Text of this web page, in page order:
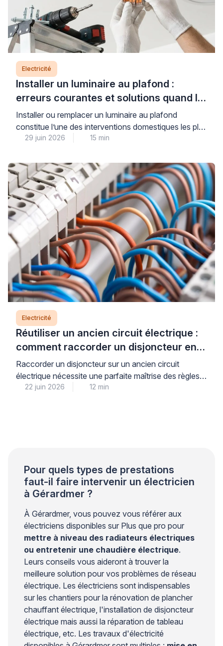
Electricité
Installer un luminaire au plafond :
erreurs courantes et solutions quand le
support bloque
Installer ou remplacer un luminaire au plafond
constitue l’une des interventions domestiques les plus
courantes, mais elle soulève des questions légitimes
Lorsque le support résiste au perçage, que le
système de raccordement semble incompréhensible
ou que le poids du luminaire vous inquiète, il est
parfaitement légitime d’hésiter […]
29 juin 2026 15 min
Electricité
Réutiliser un ancien circuit électrique :
comment raccorder un disjoncteur en
toute sécurité
Raccorder un disjoncteur sur un ancien circuit
électrique nécessite une parfaite maîtrise des règles
de sécurité et de la norme NFC 15-100, car la
22 juin 2026 12 min
Pour quels types de prestations
faut-il faire intervenir un électricien
à Gérardmer ?
À Gérardmer, vous pouvez vous référer aux
électriciens disponibles sur Plus que pro pour
mettre à niveau des radiateurs électriques
ou entretenir une chaudière électrique.
Leurs conseils vous aideront à trouver la
meilleure solution pour vos problèmes de réseau
électrique. Les électriciens sont indispensables
sur les chantiers pour la rénovation de plancher
chauffant électrique, l'installation de disjoncteur
électrique mais aussi la réparation de tableau
électrique, etc. Les travaux d'électricité